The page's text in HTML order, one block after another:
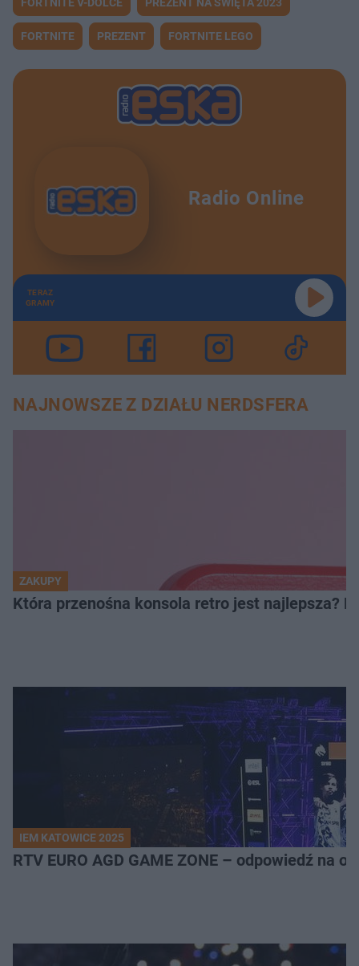
FORTNITE PREZENT FORTNITE LEGO
Radio Online
TERAZ
GRAMY
NAJNOWSZE Z DZIAŁU NERDSFERA
ZAKUPY
Która przenośna konsola retro jest najlepsza?
IEM KATOWICE 2025
RTV EURO AGD GAME ZONE – odpowiedź na